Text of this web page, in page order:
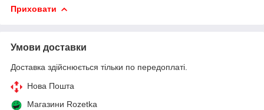
Приховати
Умови доставки
Доставка здійснюється тільки по передоплаті.
Нова Пошта
Магазини Rozetka